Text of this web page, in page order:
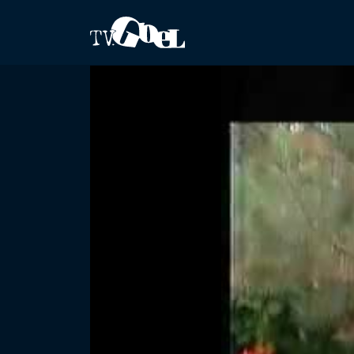
Salta al contenuto principale